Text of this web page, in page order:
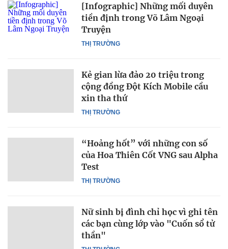
THỊ TRƯỜNG
[Infographic] Những mối duyên
tiền định trong Võ Lâm Ngoại
Truyện
THỊ TRƯỜNG
Kẻ gian lừa đảo 20 triệu trong
cộng đồng Đột Kích Mobile cầu
xin tha thứ
THỊ TRƯỜNG
“Hoảng hốt” với những con số
của Hoa Thiên Cốt VNG sau Alpha
Test
Nữ sinh bị đình chỉ học vì ghi tên
các bạn cùng lớp vào "Cuốn sổ tử
thần"